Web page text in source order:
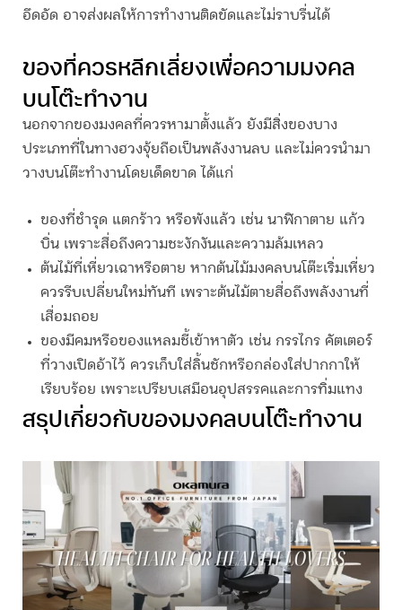
อึดอัด อาจส่งผลให้การทำงานติดขัดและไม่ราบรื่นได้
ของที่ควรหลีกเลี่ยงเพื่อความมงคล
บนโต๊ะทำงาน
นอกจากของมงคลที่ควรหามาตั้งแล้ว ยังมีสิ่งของบาง
ประเภทที่ในทางฮวงจุ้ยถือเป็นพลังงานลบ และไม่ควรนำมา
วางบนโต๊ะทำงานโดยเด็ดขาด ได้แก่
ของที่ชำรุด แตกร้าว หรือพังแล้ว เช่น นาฬิกาตาย แก้ว
บิ่น เพราะสื่อถึงความชะงักงันและความล้มเหลว
ต้นไม้ที่เหี่ยวเฉาหรือตาย หากต้นไม้มงคลบนโต๊ะเริ่มเหี่ยว
ควรรีบเปลี่ยนใหม่ทันที เพราะต้นไม้ตายสื่อถึงพลังงานที่
เสื่อมถอย
ของมีคมหรือของแหลมชี้เข้าหาตัว เช่น กรรไกร คัตเตอร์
ที่วางเปิดอ้าไว้ ควรเก็บใส่ลิ้นชักหรือกล่องใส่ปากกาให้
เรียบร้อย เพราะเปรียบเสมือนอุปสรรคและการทิ่มแทง
สรุปเกี่ยวกับของมงคลบนโต๊ะทํางาน